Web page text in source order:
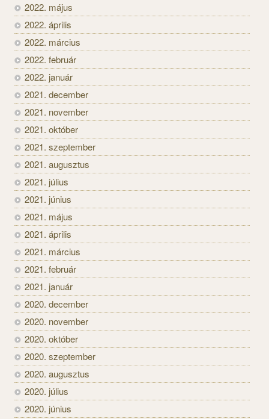
2022. május
2022. április
2022. március
2022. február
2022. január
2021. december
2021. november
2021. október
2021. szeptember
2021. augusztus
2021. július
2021. június
2021. május
2021. április
2021. március
2021. február
2021. január
2020. december
2020. november
2020. október
2020. szeptember
2020. augusztus
2020. július
2020. június